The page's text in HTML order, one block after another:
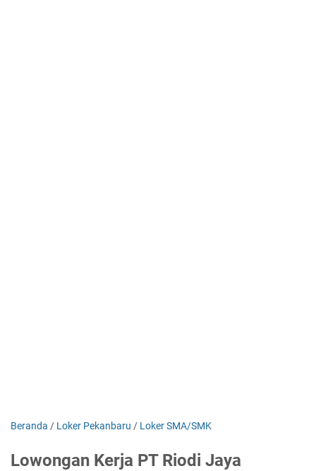
Beranda / Loker Pekanbaru / Loker SMA/SMK
Lowongan Kerja PT Riodi Jaya